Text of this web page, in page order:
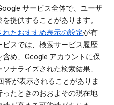
サービス全体で、ユーザ
提供することがあります。
たおすすめ表示の設定が有
スでは、検索サービス履歴
め、Google アカウントに保
ナライズされた検索結果、
答が表示されることがありま
たときのおおよその現在地